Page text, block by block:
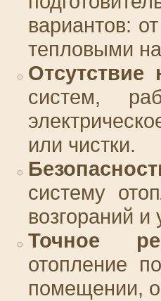
вариантов:
тепловыми
систем,
или чистки.
систему
возгораний и
Точное
отопление
помещении,